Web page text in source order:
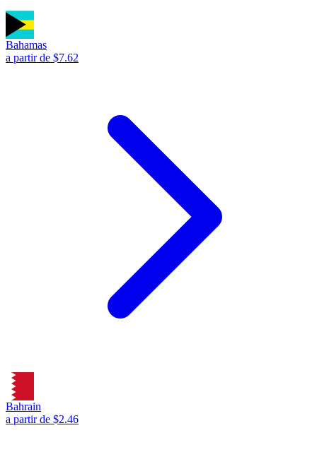
Bahamas
a partir de $7.62
Bahrain
a partir de $2.46